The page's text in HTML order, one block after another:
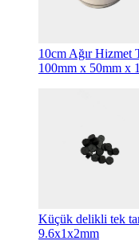
10cm Ağır Hizmet
100mm x 50mm x
Küçük delikli tek
9.6x1x2mm